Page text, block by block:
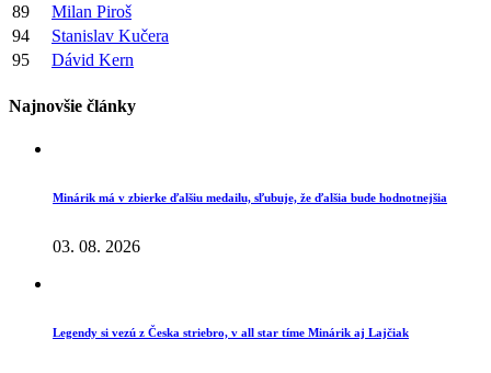
89
Milan Piroš
94
Stanislav Kučera
95
Dávid Kern
Najnovšie články
Minárik má v zbierke ďalšiu medailu, sľubuje, že ďalšia bude hodnotnejšia
03. 08. 2026
Legendy si vezú z Česka striebro, v all star tíme Minárik aj Lajčiak